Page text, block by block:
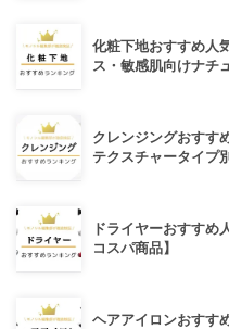
化粧下地おすすめ人
ス・敏感肌向けナチ
クレンジングおすす
テクスチャータイプ
ドライヤーおすすめ
コスパ商品】
ヘアアイロンおすす